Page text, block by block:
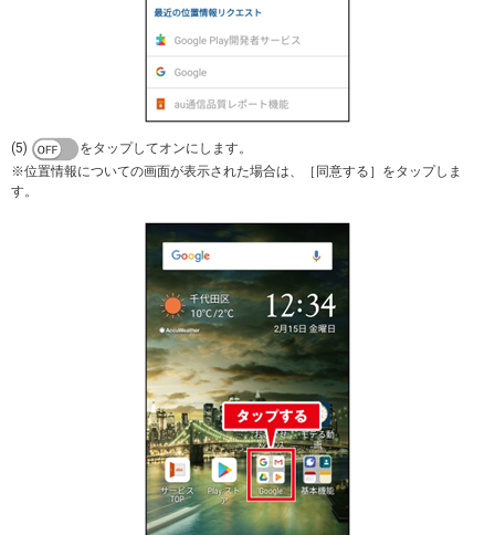
(5)
をタップしてオンにします。
※位置情報についての画面が表示された場合は、［同意する］をタップしま
す。